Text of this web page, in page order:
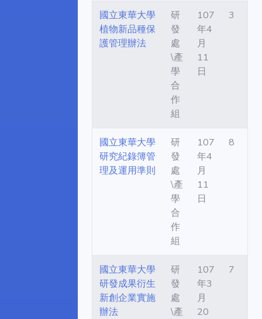
國立東華大學
植物新品種保
護管理辦法
研
發
處
\產
學
合
作
組
107
年4
月
11
日
3
國立東華大學
研究紀錄簿管
理及運用準則
研
發
處
\產
學
合
作
組
107
年4
月
11
日
8
國立東華大學
研發成果衍生
新創企業實施
辦法
研
發
處
\產
107
年3
月
20
7